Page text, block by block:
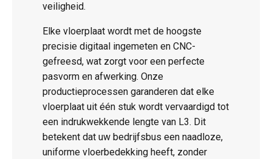
veiligheid.
Elke vloerplaat wordt met de hoogste
precisie digitaal ingemeten en CNC-
gefreesd, wat zorgt voor een perfecte
pasvorm en afwerking. Onze
productieprocessen garanderen dat elke
vloerplaat uit één stuk wordt vervaardigd tot
een indrukwekkende lengte van L3. Dit
betekent dat uw bedrijfsbus een naadloze,
uniforme vloerbedekking heeft, zonder